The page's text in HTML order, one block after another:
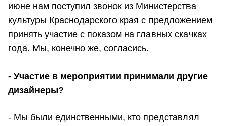
июне нам поступил звонок из Министерства
культуры Краснодарского края с предложением
принять участие с показом на главных скачках
года. Мы, конечно же, согласись.
- Участие в мероприятии принимали другие
дизайнеры?
- Мы были единственными, кто представлял